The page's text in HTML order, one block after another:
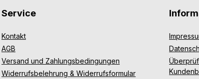
Service
Kontakt
AGB
Versand und Zahlungsbedingungen
Widerrufsbelehrung & Widerrufsformular